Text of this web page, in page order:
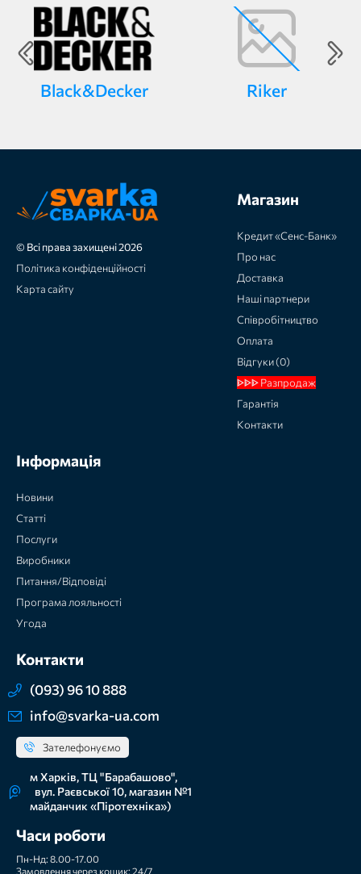
Black&Decker Riker
© Всі права захищені 2026
Політика конфіденційності
Карта сайту
Магазин
Кредит «Сенс-Банк»
Про нас
Доставка
Наші партнери
Співробітництво
Оплата
Відгуки (0)
ᐈᐈᐈ Разпродаж
Гарантія
Контакти
Інформація
Новини
Статті
Послуги
Виробники
Питання/Відповіді
Програма лояльності
Угода
Контакти
(093) 96 10 888
info@svarka-ua.com
Зателефонуємо
м Харків, ТЦ "Барабашово",
вул. Раєвської 10, магазин №1
майданчик «Піротехніка»)
Часи роботи
Пн-Нд: 8.00-17.00
Замовлення через кошик: 24/7